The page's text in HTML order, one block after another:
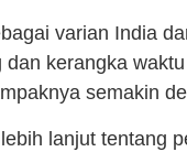
varian India
dan kerangka waktu
semakin
lanjut tentang